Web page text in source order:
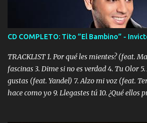
CD COMPLETO: Tito ”El Bambino” -
TRACKLIST 1. Por qué les mientes? (feat.
fascinas 3. Dime si no es verdad 4. Tu Olor
gustas (feat. Yandel) 7. Alzo mi voz (feat.
hace como yo 9. Llegastes tú 10. ¿Qué ellos